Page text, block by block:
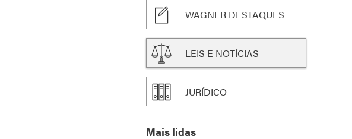
WAGNER DESTAQUES
LEIS E NOTÍCIAS
JURÍDICO
Mais lidas